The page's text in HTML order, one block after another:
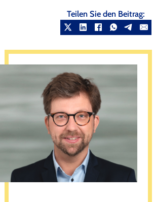
Teilen Sie den Beitrag: